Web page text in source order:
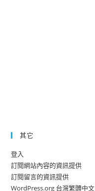
其它
登入
訂閱網站內容的資訊提供
訂閱留言的資訊提供
WordPress.org 台灣繁體中文